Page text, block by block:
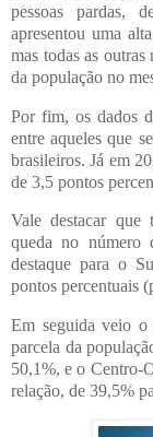
pessoas pardas,
apresentou uma
mas todas as outras
da população no
Por fim, os dados
entre aqueles que
brasileiros. Já em
de 3,5 pontos
Vale destacar que
queda no número
destaque para o
pontos percentuais
Em seguida veio o
parcela da
50,1%, e o Centro-
relação, de 39,5%